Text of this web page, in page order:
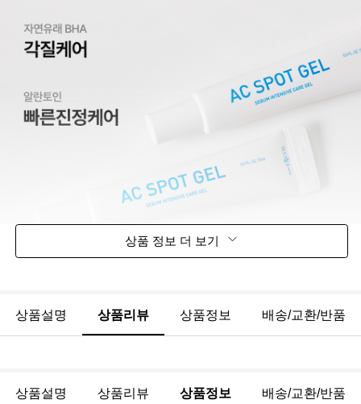
상품 정보 더 보기
상품설명 상품리뷰 상품정보 배송/교환/반품
상품설명 상품리뷰 상품정보 배송/교환/반품